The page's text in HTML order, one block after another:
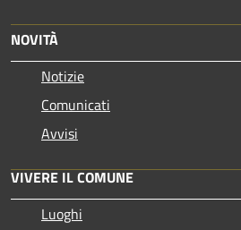
NOVITÀ
Notizie
Comunicati
Avvisi
VIVERE IL COMUNE
Luoghi